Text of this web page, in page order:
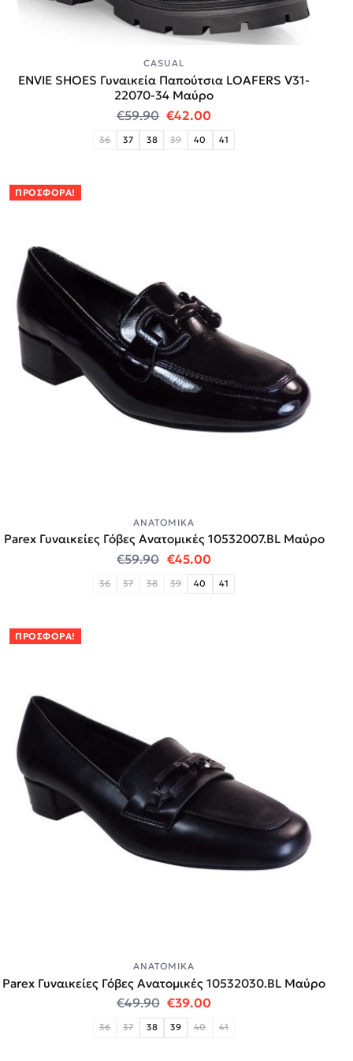
CASUAL
ENVIE SHOES Γυναικεία Παπούτσια LOAFERS V31-
22070-34 Μαύρο
€59.90 Original price was: €59.90.
€42.00Η τρέχουσα τιμή
36 37 38 39 40 41
ΠΡΟΣΦΟΡΆ!
ΑΝΑΤΟΜΙΚΆ
Parex Γυναικείες Γόβες Ανατομικές 10532007.BL Μαύρο
€59.90 Original price was: €59.90.
€45.00Η τρέχουσα τιμή
36 37 38 39 40 41
ΠΡΟΣΦΟΡΆ!
ΑΝΑΤΟΜΙΚΆ
Parex Γυναικείες Γόβες Ανατομικές 10532030.BL Μαύρο
€49.90 Original price was: €49.90.
€39.00Η τρέχουσα τιμή
36 37 38 39 40 41